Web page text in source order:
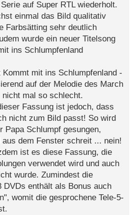
auf Super RTL wiederholt.
einmal das Bild qualitativ
Farbsätting sehr deutlich
wurde ein neuer Titelsong
ins Schlumpfenland
mit ins Schlumpfenland -
auf der Melodie des March
mal so schlecht.
Fassung ist jedoch, dass
nicht zum Bild passt! So wird
Papa Schlumpf gesungen,
aus dem Fenster schreit ... nein!
ist es diese Fassung, die
verwendet wird und auch
wurde. Zumindest die
DVDs enthält als Bonus auch
womit die gesprochene Tele-5-